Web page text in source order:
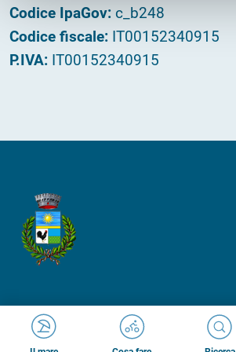
Codice IpaGov: c_b248
Codice fiscale: IT00152340915
P.IVA: IT00152340915
Made inKumbe with passion